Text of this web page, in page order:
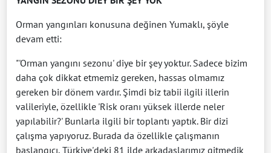
Orman yangınları konusuna değinen Yumaklı, şöyle
devam etti:
"'Orman yangını sezonu' diye bir şey yoktur. Sadece bizim
daha çok dikkat etmemiz gereken, hassas olmamız
gereken bir dönem vardır. Şimdi biz tabii ilgili illerin
valileriyle, özellikle 'Risk oranı yüksek illerde neler
yapılabilir?' Bunlarla ilgili bir toplantı yaptık. Bir dizi
çalışma yapıyoruz. Burada da özellikle çalışmanın
başlangıcı, Türkiye'deki 81 ilde arkadaşlarımız gitmedik